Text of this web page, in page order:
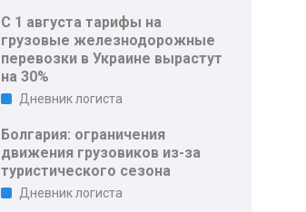
С 1 августа тарифы на
грузовые железнодорожные
перевозки в Украине вырастут
на 30%
Дневник логиста
Болгария: ограничения
движения грузовиков из-за
туристического сезона
Дневник логиста